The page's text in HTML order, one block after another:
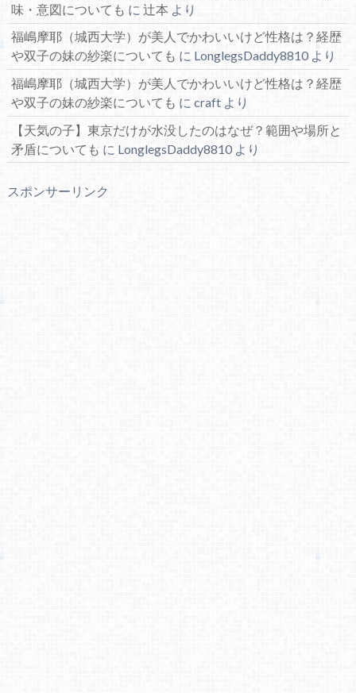
味・意図についても に 辻本 より
福嶋摩耶（城西大学）が美人でかわいいけど性格は？経歴
や双子の妹の紗楽についても に LonglegsDaddy8810より
福嶋摩耶（城西大学）が美人でかわいいけど性格は？経歴
や双子の妹の紗楽についても に craftより
【天気の子】東京だけが水没したのはなぜ？範囲や場所と
矛盾についても に LonglegsDaddy8810より
スポンサーリンク